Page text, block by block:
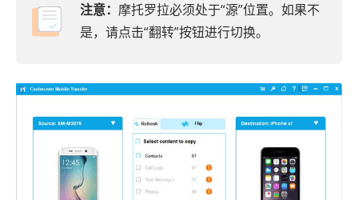
注意： 摩托罗拉必须处于“源”位置。如果不
是，请点击“翻转”按钮进行切换。